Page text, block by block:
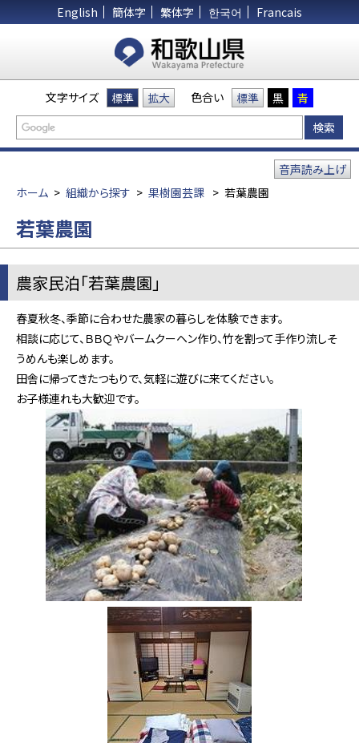
English 簡体字 繁体字 한국어 Francais
文字サイズ 標準 拡大 色合い 標準 黒 青
ホーム > 組織から探す > 果樹園芸課 > 若葉農園
音声読み上げ
若葉農園
農家民泊「若葉農園」
春夏秋冬、季節に合わせた農家の暮らしを体験できます。
相談に応じて、ＢＢＱやバームクーヘン作り、竹を割って手作り流しそ
うめんも楽しめます。
田舎に帰ってきたつもりで、気軽に遊びに来てください。
お子様連れも大歓迎です。